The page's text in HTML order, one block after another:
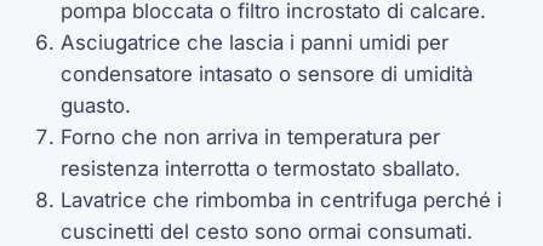
pompa bloccata o filtro incrostato di calcare.
Asciugatrice che lascia i panni umidi per
condensatore intasato o sensore di umidità
guasto.
Forno che non arriva in temperatura per
resistenza interrotta o termostato sballato.
Lavatrice che rimbomba in centrifuga perché i
cuscinetti del cesto sono ormai consumati.